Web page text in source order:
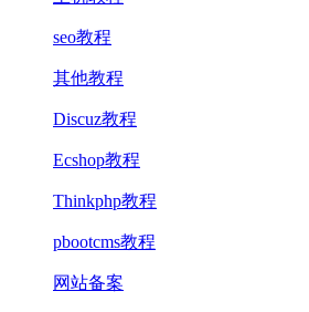
seo教程
其他教程
Discuz教程
Ecshop教程
Thinkphp教程
pbootcms教程
网站备案